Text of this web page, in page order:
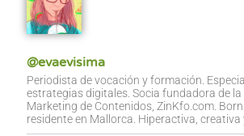
@evaevisima
Periodista de vocación y formación.
estrategias digitales. Socia fundadora de la
Marketing de Contenidos, ZinKfo.com.
residente en Mallorca. Hiperactiva, creativa